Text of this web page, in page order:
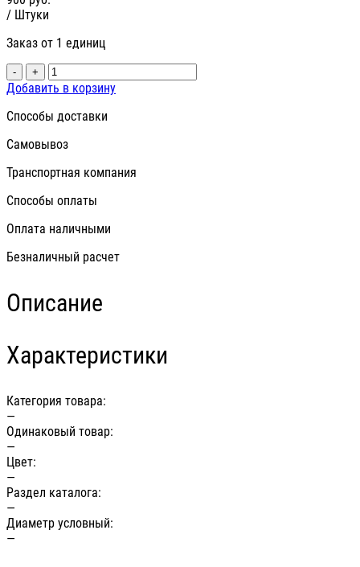
/ Штуки
Заказ от 1 единиц
- +
Добавить в корзину
Способы доставки
Самовывоз
Транспортная компания
Способы оплаты
Оплата наличными
Безналичный расчет
Описание
Характеристики
Категория товара:
—
Одинаковый товар:
—
Цвет:
—
Раздел каталога:
—
Диаметр условный:
—